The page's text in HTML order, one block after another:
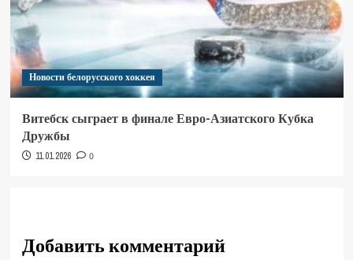
Новости белорусского хоккея
Витебск сыграет в финале Евро-Азиатского Кубка
Дружбы
11.01.2026 0
Добавить комментарий